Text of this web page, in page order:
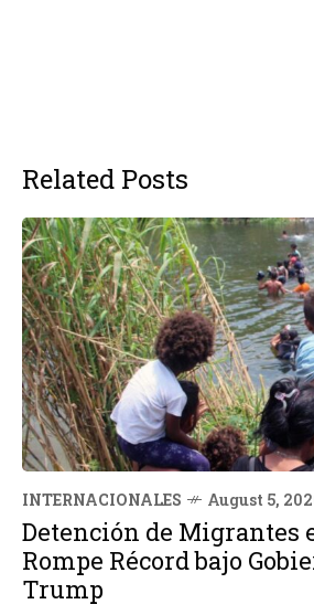
Related Posts
INTERNACIONALES August 5,
Detención de Migrantes
Rompe Récord bajo
Trump